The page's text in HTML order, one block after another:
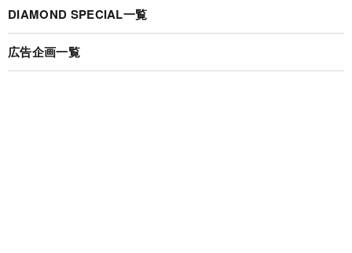
DIAMOND SPECIAL一覧
広告企画一覧